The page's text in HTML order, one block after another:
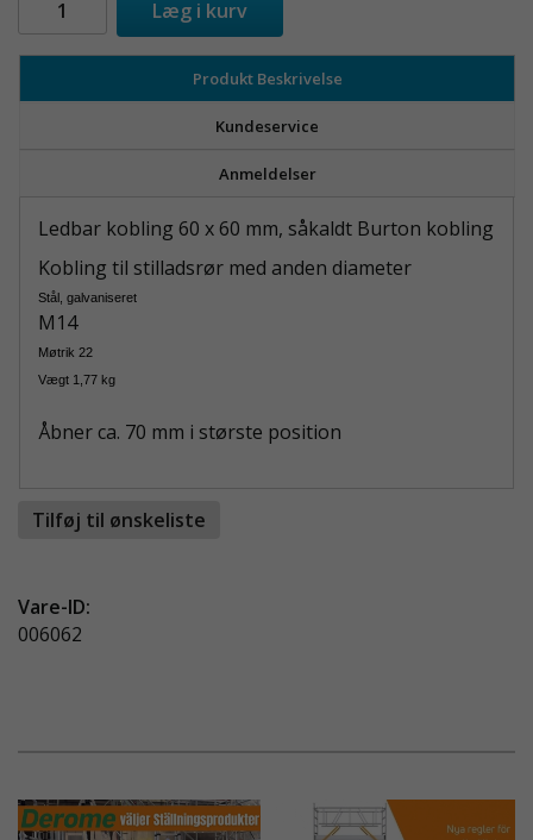
Læg i kurv
Produkt Beskrivelse
Kundeservice
Anmeldelser
Ledbar kobling 60 x 60 mm, såkaldt Burton kobling
Kobling til stilladsrør med anden diameter
Stål, galvaniseret
M14
Møtrik 22
Vægt 1,77 kg
Åbner ca. 70 mm i største position
Tilføj til ønskeliste
Vare-ID:
006062